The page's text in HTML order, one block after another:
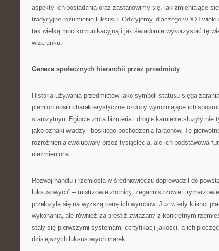
aspekty ich posiadania oraz zastanowimy się, jak zmieniające się
tradycyjne rozumienie luksusu. Odkryjemy, dlaczego w XXI
tak wielką moc komunikacyjną i jak świadomie wykorzystać tę
wizerunku.
Geneza społecznych hierarchii przez przedmioty
Historia używania przedmiotów jako symboli statusu sięga
plemion nosili charakterystyczne ozdoby wyróżniające ich
starożytnym Egipcie złota biżuteria i drogie kamienie służyły nie
jako oznaki władzy i boskiego pochodzenia faraonów. Te
rozróżnienia ewoluowały przez tysiąclecia, ale ich podstawowa
niezmieniona.
Rozwój handlu i rzemiosła w średniowieczu doprowadził do
luksusowych” – mistrzowie złotnicy, zegarmistrzowie i
przełożyła się na wyższą cenę ich wyrobów. Już wtedy klienci
wykonania, ale również za prestiż związany z konkretnym
stały się pierwszymi systemami certyfikacji jakości, a ich
dzisiejszych luksusowych marek.